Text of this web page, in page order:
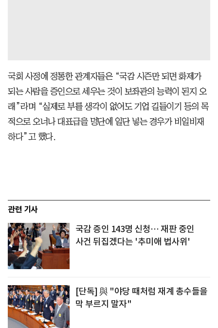
국회 사정에 정통한 관계자들은 “국감 시즌만 되면 화제가
되는 사람을 증인으로 세우는 것이 보좌관의 능력이 된지 오
래”라며 “실제로 부를 생각이 없어도 기업 길들이기 등의 목
적으로 오너나 대표급을 명단에 일단 넣는 경우가 비일비재
하다”고 했다.
관련 기사
국감 증인 143명 신청… 재판 중인
사건 뒤집겠다는 '추미애 법사위'
[단독] 與 "야당 때처럼 재계 총수들을
막 부르지 말자"